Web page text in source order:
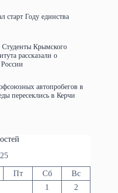
старт Году единства
Крымского
рассказали о
автопробегов в
пересеклись в Керчи
Пт Сб
Вс
1
2